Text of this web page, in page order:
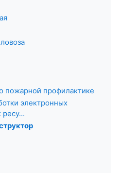
пожарной профилактике
электронных